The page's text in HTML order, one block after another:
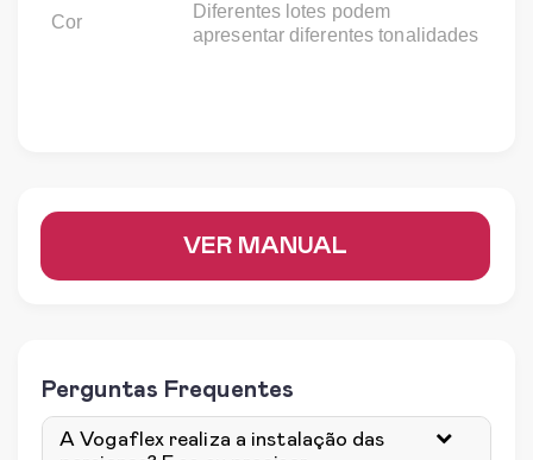
Cor
Diferentes lotes podem
apresentar diferentes tonalidades
VER MANUAL
Perguntas Frequentes
A Vogaflex realiza a instalação das